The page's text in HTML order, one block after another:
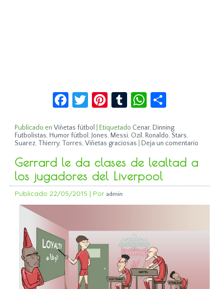
Facebook
Twitter
Pinterest
TumblrWhatsApp
Publicado en Viñetas fútbol Etiquetado Cenar, Dinning,
Futbolistas, Humor fútbol,Jones, Messi, Ozil, Ronaldo, Stars,
Suarez, Thierry, Torres,Viñetas graciosas Deja un comentario
Gerrard le da clases de lealtad a
los jugadores del Liverpool
Publicado 22/05/2015 | Por admin